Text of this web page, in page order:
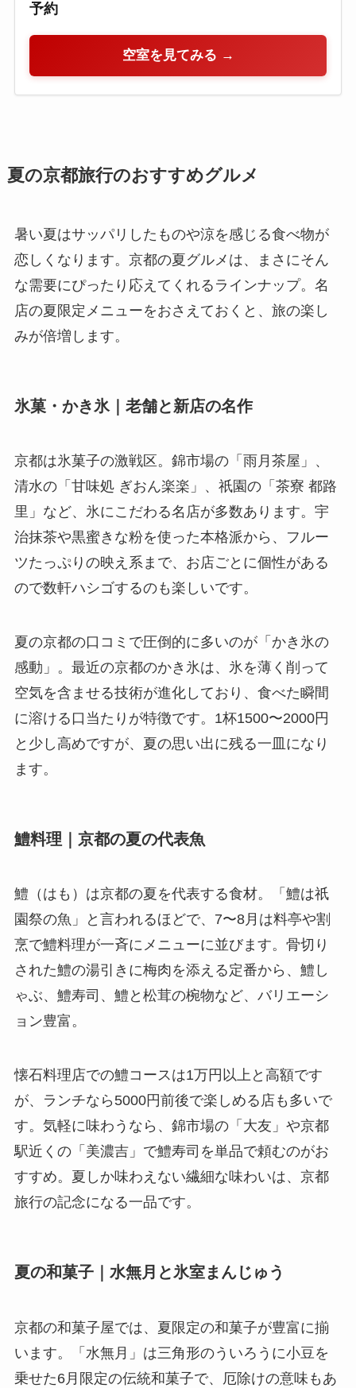
予約
空室を見てみる →
夏の京都旅行のおすすめグルメ
暑い夏はサッパリしたものや涼を感じる食べ物が
恋しくなります。京都の夏グルメは、まさにそん
な需要にぴったり応えてくれるラインナップ。名
店の夏限定メニューをおさえておくと、旅の楽し
みが倍増します。
氷菓・かき氷｜老舗と新店の名作
京都は氷菓子の激戦区。錦市場の「雨月茶屋」、
清水の「甘味処 ぎおん楽楽」、祇園の「茶寮 都路
里」など、氷にこだわる名店が多数あります。宇
治抹茶や黒蜜きな粉を使った本格派から、フルー
ツたっぷりの映え系まで、お店ごとに個性がある
ので数軒ハシゴするのも楽しいです。
夏の京都の口コミで圧倒的に多いのが「かき氷の
感動」。最近の京都のかき氷は、氷を薄く削って
空気を含ませる技術が進化しており、食べた瞬間
に溶ける口当たりが特徴です。1杯1500〜2000円
と少し高めですが、夏の思い出に残る一皿になり
ます。
鱧料理｜京都の夏の代表魚
鱧（はも）は京都の夏を代表する食材。「鱧は祇
園祭の魚」と言われるほどで、7〜8月は料亭や割
烹で鱧料理が一斉にメニューに並びます。骨切り
された鱧の湯引きに梅肉を添える定番から、鱧し
ゃぶ、鱧寿司、鱧と松茸の椀物など、バリエーシ
ョン豊富。
懐石料理店での鱧コースは1万円以上と高額です
が、ランチなら5000円前後で楽しめる店も多いで
す。気軽に味わうなら、錦市場の「大友」や京都
駅近くの「美濃吉」で鱧寿司を単品で頼むのがお
すすめ。夏しか味わえない繊細な味わいは、京都
旅行の記念になる一品です。
夏の和菓子｜水無月と氷室まんじゅう
京都の和菓子屋では、夏限定の和菓子が豊富に揃
います。「水無月」は三角形のういろうに小豆を
乗せた6月限定の伝統和菓子で、厄除けの意味もあ